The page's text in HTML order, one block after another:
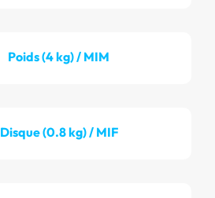
Poids (4 kg) / MIM
Disque (0.8 kg) / MIF